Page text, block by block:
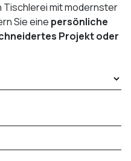
Tischlerei mit modernster
Sie eine persönliche
Projekt oder